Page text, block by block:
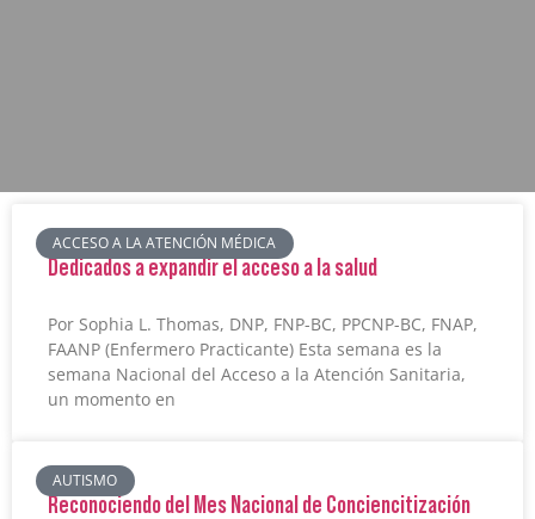
ACCESO A LA ATENCIÓN MÉDICA
Dedicados a expandir el acceso a la salud
Por Sophia L. Thomas, DNP, FNP-BC, PPCNP-BC, FNAP,
FAANP (Enfermero Practicante) Esta semana es la
semana Nacional del Acceso a la Atención Sanitaria,
un momento en
AUTISMO
Reconociendo del Mes Nacional de Conciencitización